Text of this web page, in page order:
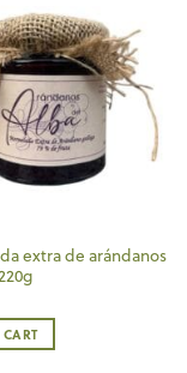
extra de arándanos